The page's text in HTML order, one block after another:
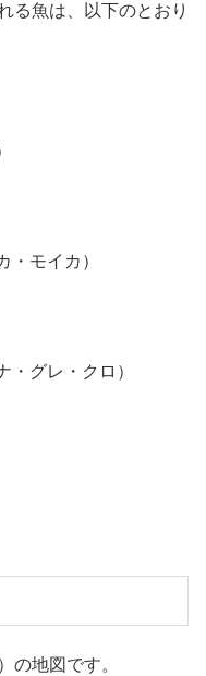
る魚は、以下のとおり
・モイカ）
・グレ・クロ）
の地図です。